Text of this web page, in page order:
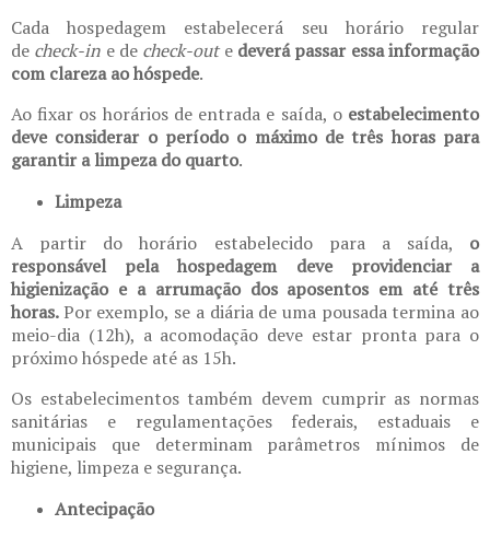
Cada hospedagem estabelecerá seu horário regular
de check-in e de check-oute deverá passar essa informação
com clareza ao hóspede.
Ao fixar os horários de entrada e saída, o estabelecimento
deve considerar o período o máximo de três horas para
garantir a limpeza do quarto.
Limpeza
A partir do horário estabelecido para a saída, o
responsável pela hospedagem deve providenciar a
higienização e a arrumação dos aposentos em até três
horas.Por exemplo, se a diária de uma pousada termina ao
meio-dia (12h), a acomodação deve estar pronta para o
próximo hóspede até as 15h.
Os estabelecimentos também devem cumprir as normas
sanitárias e regulamentações federais, estaduais e
municipais que determinam parâmetros mínimos de
higiene, limpeza e segurança.
Antecipação